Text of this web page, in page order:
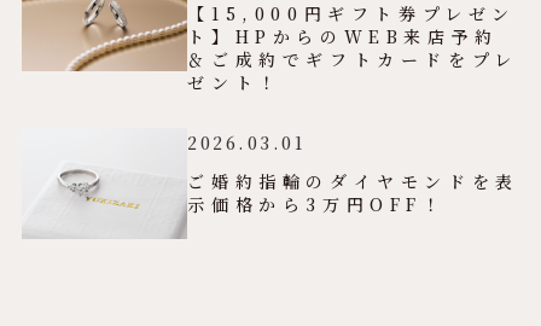
【15,000円ギフト券プレゼン
ト】HPからのWEB来店予約
＆ご成約でギフトカードをプレ
ゼント！
2026.03.01
ご婚約指輪のダイヤモンドを表
示価格から3万円OFF！